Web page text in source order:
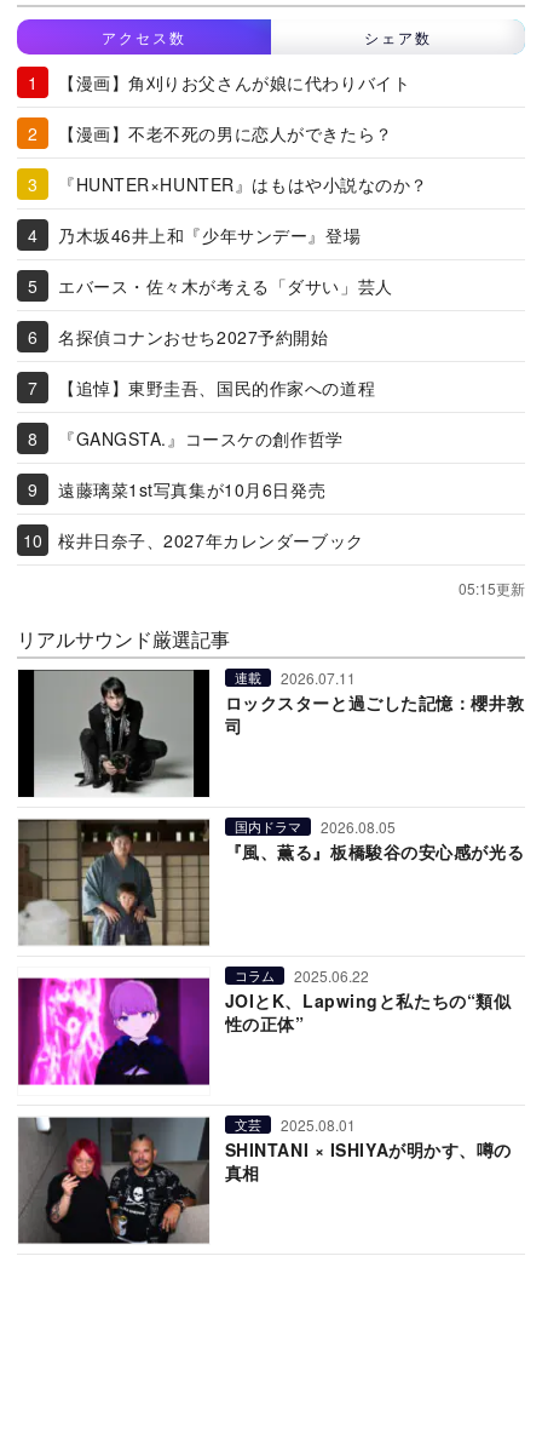
アクセス数 シェア数
【漫画】角刈りお父さんが娘に代わりバイト
【漫画】不老不死の男に恋人ができたら？
『HUNTER×HUNTER』はもはや小説なのか？
乃木坂46井上和『少年サンデー』登場
エバース・佐々木が考える「ダサい」芸人
名探偵コナンおせち2027予約開始
【追悼】東野圭吾、国民的作家への道程
『GANGSTA.』コースケの創作哲学
遠藤璃菜1st写真集が10月6日発売
桜井日奈子、2027年カレンダーブック
05:15更新
リアルサウンド厳選記事
連載 2026.07.11
ロックスターと過ごした記憶：櫻井敦
司
国内ドラマ 2026.08.05
『風、薫る』板橋駿谷の安心感が光る
コラム 2025.06.22
JOIとK、Lapwingと私たちの“類似
性の正体”
文芸 2025.08.01
SHINTANI × ISHIYAが明かす、噂の
真相